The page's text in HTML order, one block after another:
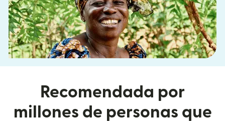
Recomendada por
millones de personas que